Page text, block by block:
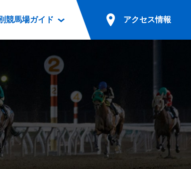
ード
ズ競走
ンターネット投票
ホンサービス
戻
競馬場ガイド アクセス情報
無料送迎バスでのご来場
公共の交通機関でのご来場